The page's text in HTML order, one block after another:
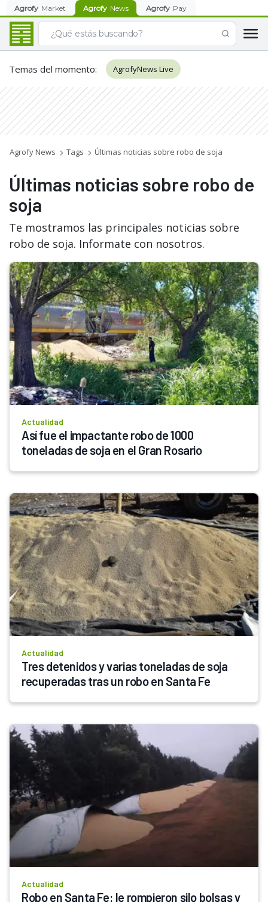
Agrofy Market Agrofy News Agrofy Pay
Temas del momento: AgrofyNews Live
Agrofy News Tags Últimas noticias sobre robo de soja
Últimas noticias sobre robo de
soja
Te mostramos las principales noticias sobre
robo de soja. Informate con nosotros.
Actualidad
Así fue el impactante robo de 1000
toneladas de soja en el Gran Rosario
Actualidad
Tres detenidos y varias toneladas de soja
recuperadas tras un robo en Santa Fe
Actualidad
Robo en Santa Fe: le rompieron silo bolsas y